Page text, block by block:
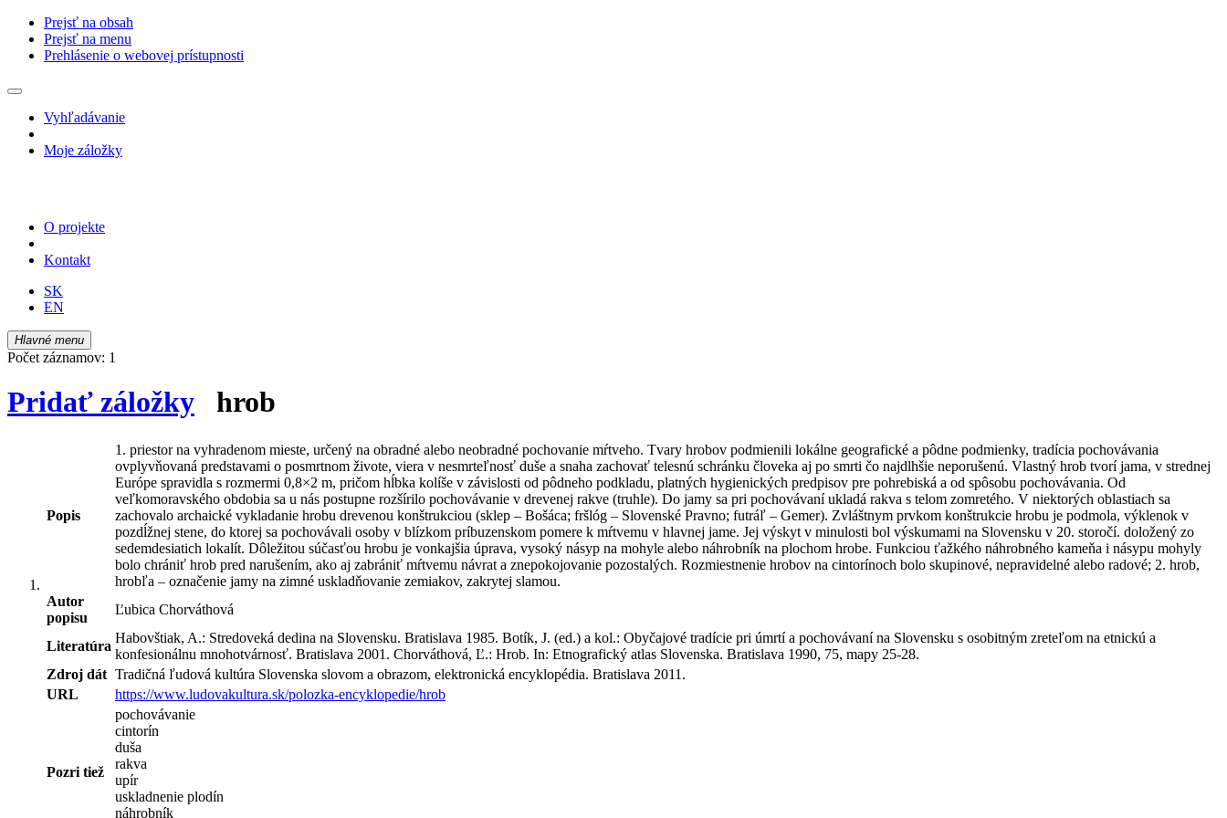
Prejsť na obsah
Prejsť na menu
Prehlásenie o webovej prístupnosti
Vyhľadávanie
Moje záložky
O projekte
Kontakt
SK
EN
Hlavné menu
Počet záznamov: 1
Pridať záložky hrob
Popis
1. priestor na vyhradenom mieste, určený na obradné alebo neobradné pochovanie mŕtveho. Tvary hrobov podmienili lokálne geografické a pôdne podmienky, tradícia pochovávania
ovplyvňovaná predstavami o posmrtnom živote, viera v nesmrteľnosť duše a snaha zachovať telesnú schránku človeka aj po smrti čo najdlhšie neporušenú. Vlastný hrob tvorí jama, v strednej
Európe spravidla s rozmermi 0,8×2 m, pričom hĺbka kolíše v závislosti od pôdneho podkladu, platných hygienických predpisov pre pohrebiská a od spôsobu pochovávania. Od
veľkomoravského obdobia sa u nás postupne rozšírilo pochovávanie v drevenej rakve (truhle). Do jamy sa pri pochovávaní ukladá rakva s telom zomretého. V niektorých oblastiach sa
zachovalo archaické vykladanie hrobu drevenou konštrukciou (sklep – Bošáca; fršlóg – Slovenské Pravno; futráľ – Gemer). Zvláštnym prvkom konštrukcie hrobu je podmola, výklenok v
pozdĺžnej stene, do ktorej sa pochovávali osoby v blízkom príbuzenskom pomere k mŕtvemu v hlavnej jame. Jej výskyt v minulosti bol výskumami na Slovensku v 20. storočí. doložený zo
sedemdesiatich lokalít. Dôležitou súčasťou hrobu je vonkajšia úprava, vysoký násyp na mohyle alebo náhrobník na plochom hrobe. Funkciou ťažkého náhrobného kameňa i násypu mohyly
bolo chrániť hrob pred narušením, ako aj zabrániť mŕtvemu návrat a znepokojovanie pozostalých. Rozmiestnenie hrobov na cintorínoch bolo skupinové, nepravidelné alebo radové; 2. hrob,
hrobľa – označenie jamy na zimné uskladňovanie zemiakov, zakrytej slamou.
Autor
popisu
Ľubica Chorváthová
Literatúra
Habovštiak, A.: Stredoveká dedina na Slovensku. Bratislava 1985. Botík, J. (ed.) a kol.: Obyčajové tradície pri úmrtí a pochovávaní na Slovensku s osobitným zreteľom na etnickú a
konfesionálnu mnohotvárnosť. Bratislava 2001. Chorváthová, Ľ.: Hrob. In: Etnografický atlas Slovenska. Bratislava 1990, 75, mapy 25-28.
Zdroj dát Tradičná ľudová kultúra Slovenska slovom a obrazom, elektronická encyklopédia. Bratislava 2011.
URL
https://www.ludovakultura.sk/polozka-encyklopedie/hrob
Pozri tiež
pochovávanie
cintorín
duša
rakva
upír
uskladnenie plodín
náhrobník